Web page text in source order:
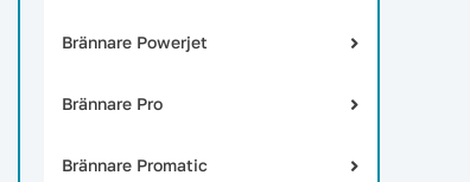
Brännare Powerjet
Brännare Pro
Brännare Promatic